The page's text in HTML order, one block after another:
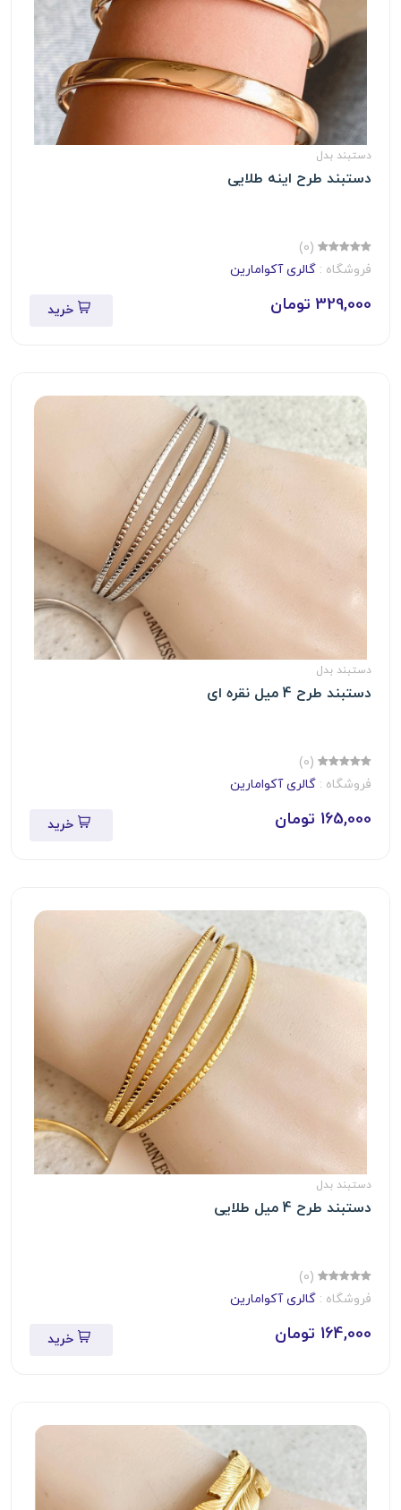
دستبند بدل
دستبند طرح اینه طلایی
(0)
فروشگاه : گالری آکوامارین
329,000 تومان خرید
دستبند بدل
دستبند طرح 4 میل نقره ای
(0)
فروشگاه : گالری آکوامارین
165,000 تومان خرید
دستبند بدل
دستبند طرح 4 میل طلایی
(0)
فروشگاه : گالری آکوامارین
164,000 تومان خرید